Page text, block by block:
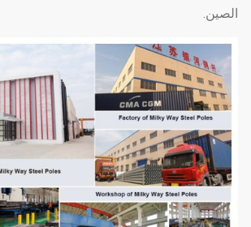
الصين.